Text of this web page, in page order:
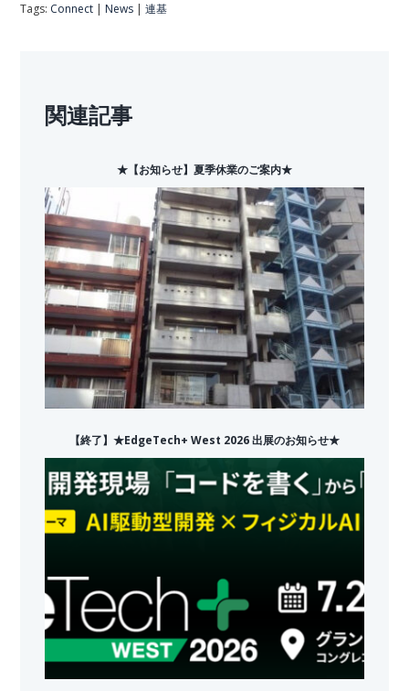
Tags: Connect | News |連基
関連記事
★【お知らせ】夏季休業のご案内★
【終了】★EdgeTech+ West 2026 出展のお知らせ★